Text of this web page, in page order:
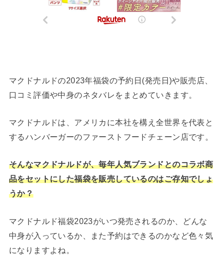
マクドナルドの2023年福袋の予約日(発売日)や販売店、
口コミ評価や中身のネタバレをまとめていきます。
マクドナルドは、アメリカに本社を構え全世界を代表と
するハンバーガーのファーストフードチェーン店です。
そんなマクドナルドが、毎年人気ブランドとのコラボ商
品をセットにした福袋を販売しているのはご存知でしょ
うか？
マクドナルド福袋2023がいつ発売されるのか、どんな
中身が入っているか、また予約はできるのかなど色々気
になりますよね。